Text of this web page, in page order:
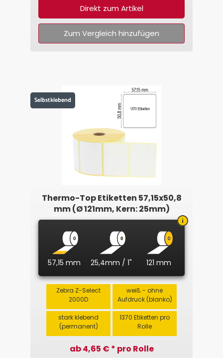
Direkt zum Artikel
Zum Vergleich hinzufügen
Selbstklebend
Thermo-Top Etiketten 57,15x50,8
mm (Ø 121mm, Kern: 25mm)
57,15 mm 25,4mm / 1" 121 mm
Zebra Z-Select
2000D
weiß - ohne
Aufdruck (blanko)
stark klebend
(permanent)
1370 Etiketten pro
Rolle
ab 4,65 € * pro Rolle